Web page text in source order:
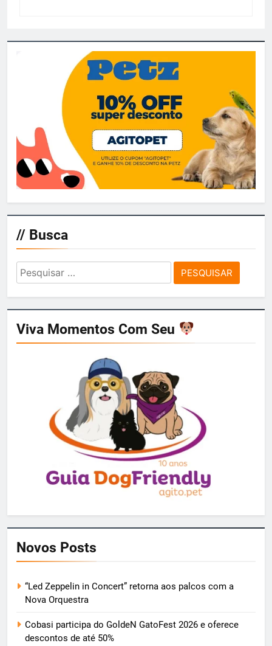
// Busca
Pesquisar
por:
Viva Momentos Com Seu
Novos Posts
“Led Zeppelin in Concert” retorna aos palcos com a
Nova Orquestra
Cobasi participa do GoldeN GatoFest 2026 e oferece
descontos de até 50%